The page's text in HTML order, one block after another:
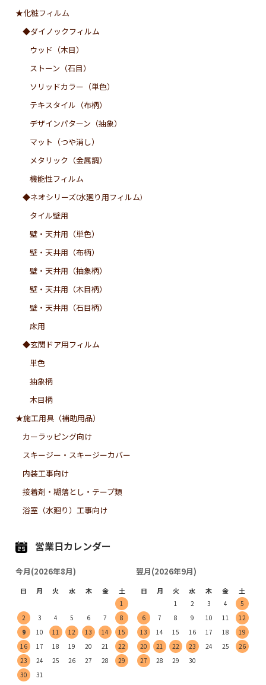
★化粧フィルム
◆ダイノックフィルム
ウッド（木目）
ストーン（石目）
ソリッドカラー（単色）
テキスタイル（布柄）
デザインパターン（抽象）
マット（つや消し）
メタリック（金属調）
機能性フィルム
◆ネオシリーズ(水廻り用フィルム)
タイル壁用
壁・天井用（単色）
壁・天井用（布柄）
壁・天井用（抽象柄）
壁・天井用（木目柄）
壁・天井用（石目柄）
床用
◆玄関ドア用フィルム
単色
抽象柄
木目柄
★施工用具（補助用品）
カーラッピング向け
スキージー・スキージーカバー
内装工事向け
接着剤・糊落とし・テープ類
浴室（水廻り）工事向け
営業日カレンダー
今月(2026年8月)
日 月 火 水 木 金 土
1
2
3 4 5 6 7
8
9
10 11 12 13 14
15
16
17 18 19 20 21
22
23
24 25 26 27 28
29
30
31
翌月(2026年9月)
日 月 火 水 木 金 土
1 2 3 4
5
6
7 8 9 10 11
12
13
14 15 16 17 18
19
20
21 22 23 24 25
26
27
28 29 30